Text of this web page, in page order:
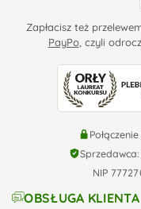
Zapłacisz też
PayPo, czyli
NIP
OBSŁUGA KLIENTA